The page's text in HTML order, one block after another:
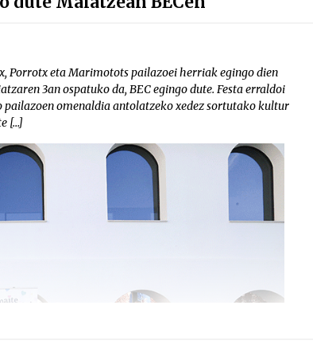
Porrotx eta Marimotots pailazoei herriak egingo dien
3an ospatuko da, BEC egingo dute. Festa erraldoi
omenaldia antolatzeko xedez sortutako kultur
[…]